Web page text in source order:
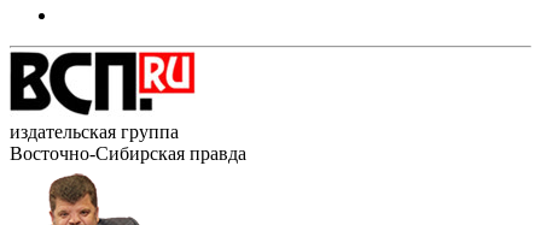
издательская группа
Восточно-Сибирская правда